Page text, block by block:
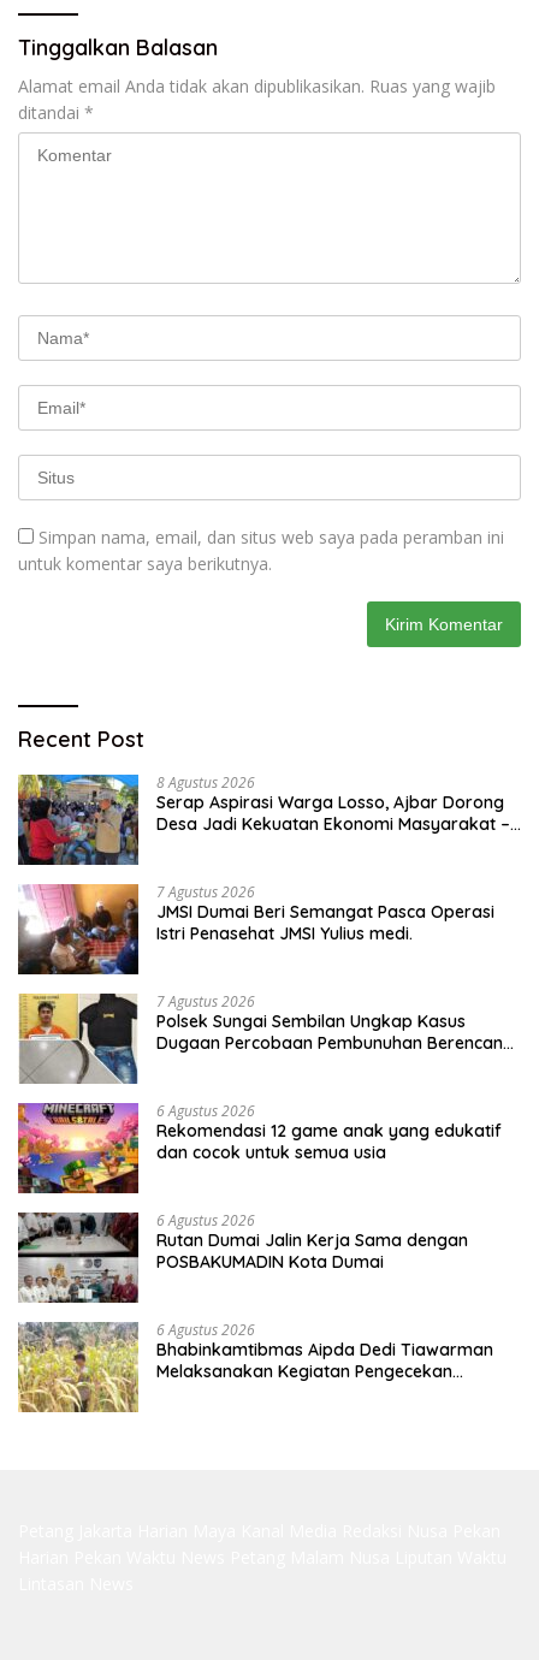
Tinggalkan Balasan
Alamat email Anda tidak akan dipublikasikan. Ruas yang wajib
ditandai *
Simpan nama, email, dan situs web saya pada peramban ini
untuk komentar saya berikutnya.
Recent Post
8 Agustus 2026
Serap Aspirasi Warga Losso, Ajbar Dorong
Desa Jadi Kekuatan Ekonomi Masyarakat –
7 Agustus 2026
JMSI Dumai Beri Semangat Pasca Operasi
Istri Penasehat JMSI Yulius medi.
7 Agustus 2026
Polsek Sungai Sembilan Ungkap Kasus
Dugaan Percobaan Pembunuhan Berencana,
6 Agustus 2026
Rekomendasi 12 game anak yang edukatif
dan cocok untuk semua usia
6 Agustus 2026
Rutan Dumai Jalin Kerja Sama dengan
POSBAKUMADIN Kota Dumai
6 Agustus 2026
Bhabinkamtibmas Aipda Dedi Tiawarman
Melaksanakan Kegiatan Pengecekan